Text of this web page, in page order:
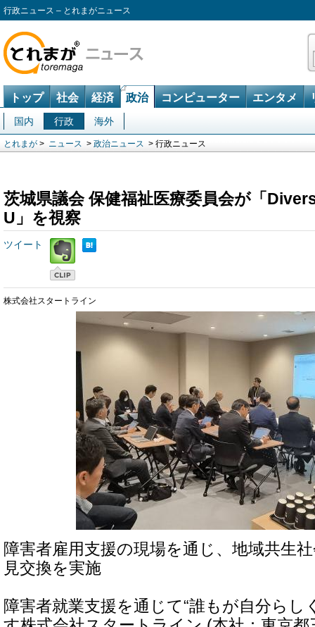
行政ニュース – とれまがニュース
トップ 社会 経済 政治 コンピューター エンタメ
国内 行政 海外
とれまが > ニュース > 政治ニュース > 行政ニュース
茨城県議会 保健福祉医療委員会が「
U」を視察
ツイート
株式会社スタートライン
障害者雇用支援の現場を通じ、地域共生
見交換を実施
障害者就業支援を通じて“誰もが自分らし